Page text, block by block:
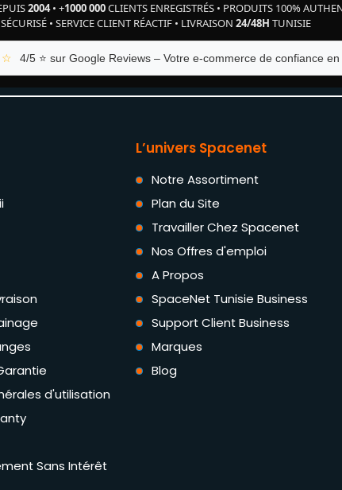
2004• +1000 000CLIENTS ENREGISTRÉS• PRODUITS 100%
• SERVICE CLIENT RÉACTIF • LIVRAISON 24/48H TUNISIE
☆ 4/5 ⭐ sur Google Reviews – Votre e-commerce de confiance en
d'utilisation
Sans Intérêt
L’univers Spacenet
Notre Assortiment
Plan du Site
Travailler Chez Spacenet
Nos Offres d'emploi
A Propos
SpaceNet Tunisie Business
Support Client Business
Marques
Blog